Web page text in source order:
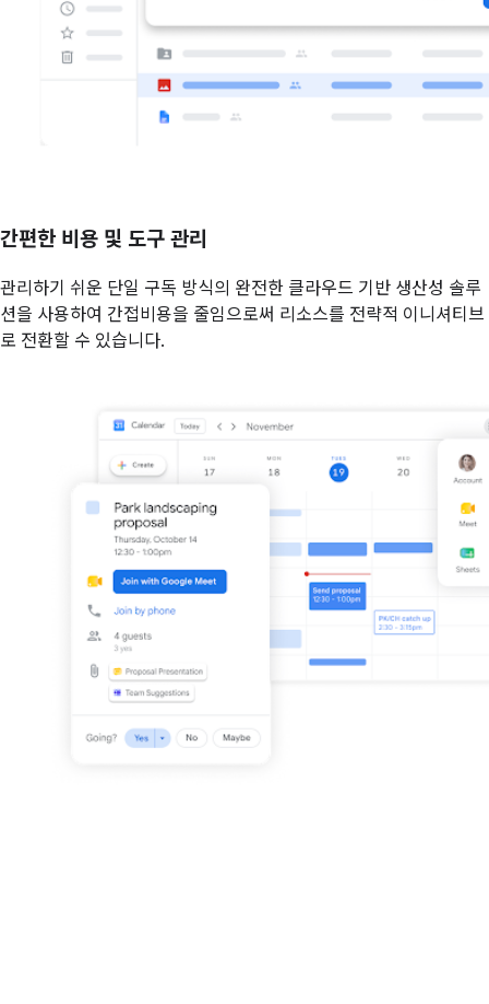
간편한 비용 및 도구 관리
관리하기 쉬운 단일 구독 방식의 완전한 클라우드 기반 생산성 솔루
션을 사용하여 간접비용을 줄임으로써 리소스를 전략적 이니셔티브
로 전환할 수 있습니다.